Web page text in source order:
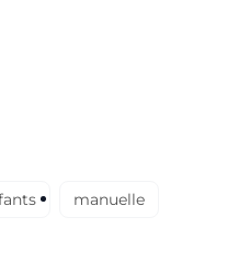
manuelle